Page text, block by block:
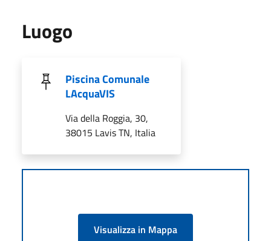
Luogo
Piscina Comunale
LAcquaVIS
Via della Roggia, 30,
38015 Lavis TN, Italia
Visualizza in Mappa